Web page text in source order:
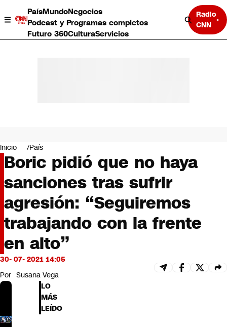
PaísMundoNegocios
Podcast y Programas completos
Futuro 360CulturaServicios
Radio
CNN
Negocios
Deportes
Programas completos
Cultura
Servicios
Bits
CNN Data
CNN tiempo
Futuro 360
Opinión
Inicio País
Boric pidió que no haya
sanciones tras sufrir
agresión: “Seguiremos
trabajando con la frente
en alto”
30- 07- 2021 14:05
Por Susana Vega
LO
MÁS
LEÍDO